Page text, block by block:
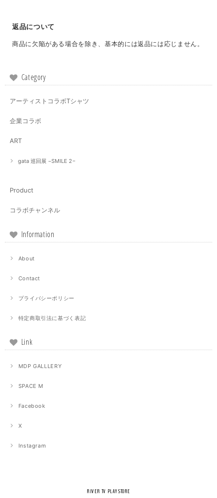
返品について
商品に欠陥がある場合を除き、基本的には返品には応じません。
Category
アーティストコラボTシャツ
企業コラボ
ART
gata 巡回展 −SMILE 2−
Product
コラボチャンネル
Information
About
Contact
プライバシーポリシー
特定商取引法に基づく表記
Link
MDP GALLLERY
SPACE M
Facebook
X
Instagram
RIVER TV PLAY STORE